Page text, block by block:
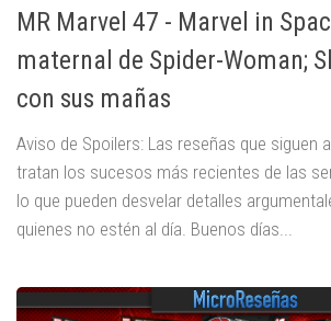
MR Marvel 47 - Marvel in
maternal de Spider-Woman;
con sus mañas
Aviso de Spoilers: Las reseñas que siguen
tratan los sucesos más recientes de las
lo que pueden desvelar detalles
quienes no estén al día. Buenos días...